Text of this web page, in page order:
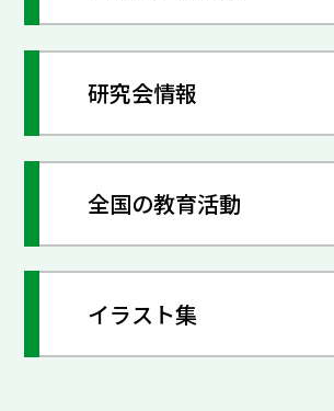
研究会情報
全国の教育活動
イラスト集